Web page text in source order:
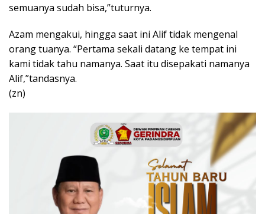
semuanya sudah bisa,”tuturnya.
Azam mengakui, hingga saat ini Alif tidak mengenal
orang tuanya. “Pertama sekali datang ke tempat ini
kami tidak tahu namanya. Saat itu disepakati namanya
Alif,”tandasnya.
(zn)